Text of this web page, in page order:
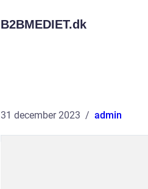
B2BMEDIET.dk
31 december 2023 admin